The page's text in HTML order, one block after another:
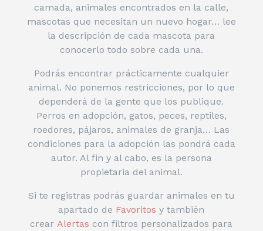
camada, animales encontrados en la calle,
mascotas que necesitan un nuevo hogar… lee
la descripción de cada mascota para
conocerlo todo sobre cada una.
Podrás encontrar prácticamente cualquier
animal. No ponemos restricciones, por lo que
dependerá de la gente que los publique.
Perros en adopción, gatos, peces, reptiles,
roedores, pájaros, animales de granja… Las
condiciones para la adopción las pondrá cada
autor. Al fin y al cabo, es la persona
propietaria del animal.
Si te registras podrás guardar animales en tu
apartado de Favoritos y también
crear Alertas con filtros personalizados para